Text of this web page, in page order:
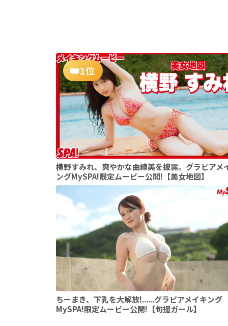
1位
横野すみれ、爽やかな曲線美を披露。グラビアメ
ングMySPA!限定ムービー公開!【美女地図】
ちーまき、下乳を大解放!......グラビアメイキング
MySPA!限定ムービー公開!【旬撮ガール】